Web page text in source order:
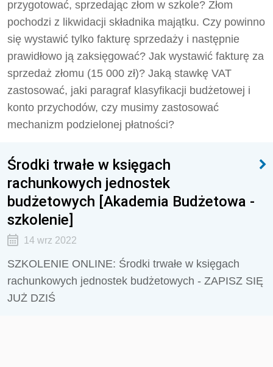
przygotować, sprzedając złom w szkole? Złom
pochodzi z likwidacji składnika majątku. Czy powinno
się wystawić tylko fakturę sprzedaży i następnie
prawidłowo ją zaksięgować? Jak wystawić fakturę za
sprzedaż złomu (15 000 zł)? Jaką stawkę VAT
zastosować, jaki paragraf klasyfikacji budżetowej i
konto przychodów, czy musimy zastosować
mechanizm podzielonej płatności?
Środki trwałe w księgach
rachunkowych jednostek
budżetowych [Akademia Budżetowa -
szkolenie]
14 wrz 2022
SZKOLENIE ONLINE: Środki trwałe w księgach
rachunkowych jednostek budżetowych - ZAPISZ SIĘ
JUŻ DZIŚ